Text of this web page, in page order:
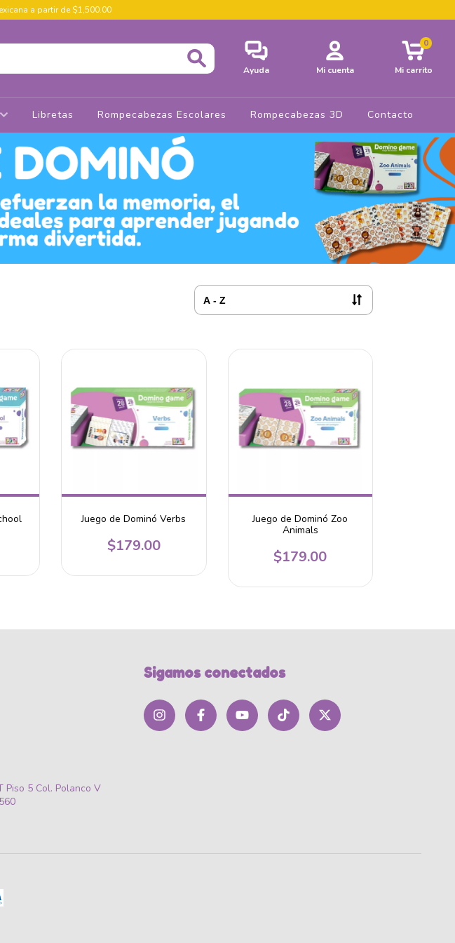
a partir de $1,500.00
Ayuda Mi cuenta Mi carrito
0
Libretas Rompecabezas Escolares Rompecabezas 3D Contacto
Juego de Dominó Verbs
$179.00
Juego de Dominó Zoo
Animals
$179.00
Piso 5 Col. Polanco V
Sigamos conectados